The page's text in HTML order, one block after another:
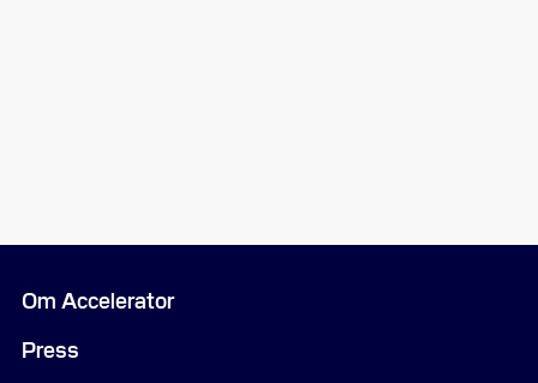
Om Accelerator
Press